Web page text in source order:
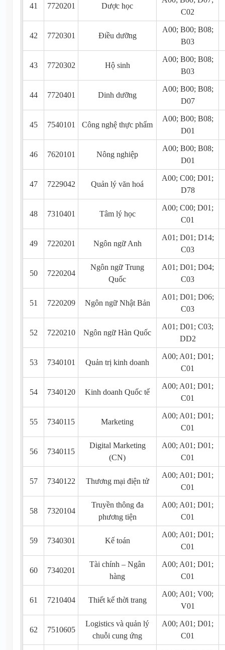
41 7720201 Dược học
C02
42 7720301 Điều dưỡng
A00; B00; B08;
B03
43 7720302 Hộ sinh
A00; B00; B08;
B03
44 7720401 Dinh dưỡng
A00; B00; B08;
D07
45 7540101 Công nghệ thực phẩm
A00; B00; B08;
D01
46 7620101 Nông nghiệp
A00; B00; B08;
D01
47 7229042 Quản lý văn hoá
A00; C00; D01;
D78
48 7310401 Tâm lý học
A00; C00; D01;
C01
49 7220201 Ngôn ngữ Anh
A01; D01; D14;
C03
50 7220204
Ngôn ngữ Trung
Quốc
A01; D01; D04;
C03
51 7220209 Ngôn ngữ Nhật Bản
A01; D01; D06;
C03
52 7220210 Ngôn ngữ Hàn Quốc
A01; D01; C03;
DD2
53 7340101 Quản trị kinh doanh
A00; A01; D01;
C01
54 7340120 Kinh doanh Quốc tế
A00; A01; D01;
C01
55 7340115 Marketing
A00; A01; D01;
C01
56 7340115
Digital Marketing
(CN)
A00; A01; D01;
C01
57 7340122 Thương mại điện tử
A00; A01; D01;
C01
58 7320104
Truyền thông đa
phương tiện
A00; A01; D01;
C01
59 7340301 Kế toán
A00; A01; D01;
C01
60 7340201
Tài chính – Ngân
hàng
A00; A01; D01;
C01
61 7210404 Thiết kế thời trang
A00; A01; V00;
V01
62 7510605
Logistics và quản lý
chuỗi cung ứng
A00; A01; D01;
C01